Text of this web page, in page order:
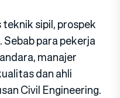
sipil, prospek
Sebab para pekerja
manajer
dan ahli
Civil Engineering.